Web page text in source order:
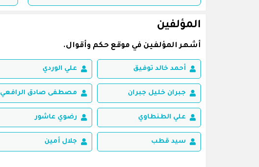
المؤلفين
أشهر المؤلفين في موقع حكم وأقوال.
أحمد خالد توفيق علي الوردي
جبران خليل جبران مصطفى صادق الرافعي
علي الطنطاوي رضوي عاشور
سيد قطب جلال أمين